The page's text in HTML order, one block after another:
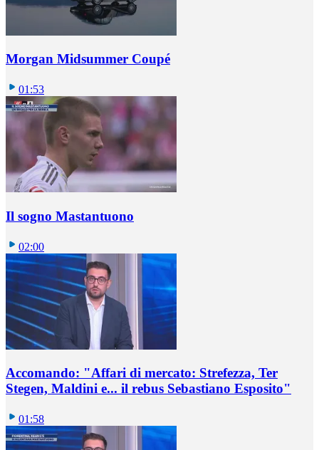
Morgan Midsummer Coupé
01:53
Il sogno Mastantuono
02:00
Accomando: "Affari di mercato: Strefezza, Ter
Stegen, Maldini e... il rebus Sebastiano Esposito"
01:58